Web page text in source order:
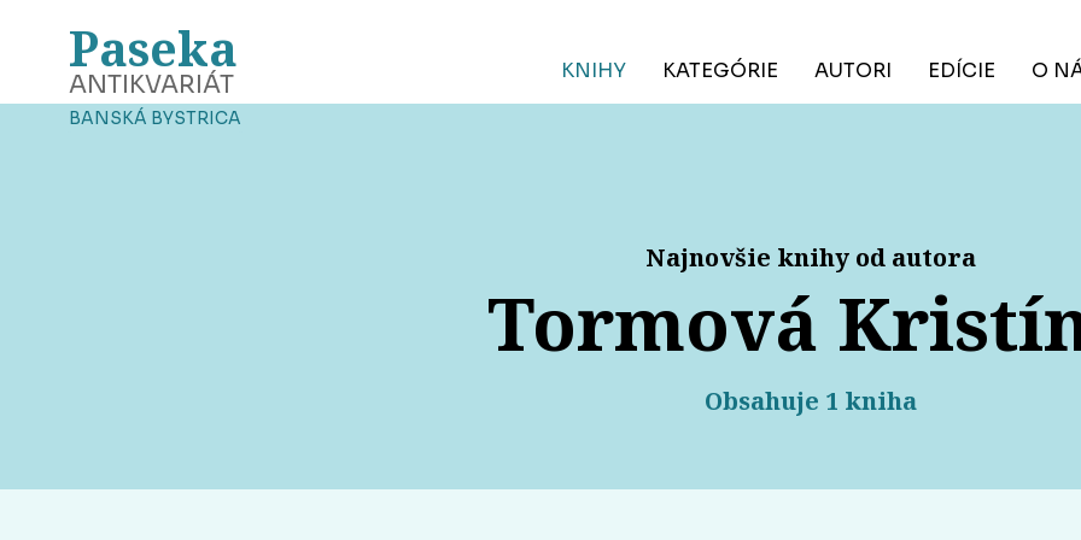
Paseka
ANTIKVARIÁT
BANSKÁ BYSTRICA
KNIHY KATEGÓRIE AUTORI EDÍCIE O
Najnovšie knihy od autora
Tormová
Obsahuje 1 kniha